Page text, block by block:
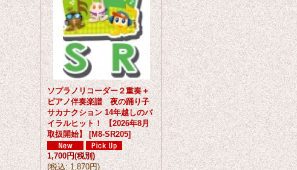
ソプラノリコーダー２重奏＋
ピアノ伴奏楽譜 夜の踊り子
サカナクション 14年越しのバ
イラルヒット！ 【2026年8月
取扱開始】 [M8-SR205]
1,700円(税別)
(税込: 1,870円)